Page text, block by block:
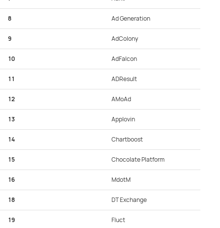
8 Ad Generation
9 AdColony
10 AdFalcon
11 ADResult
12 AMoAd
13 Applovin
14 Chartboost
15 Chocolate Platform
16 MdotM
18 DT Exchange
19 Fluct